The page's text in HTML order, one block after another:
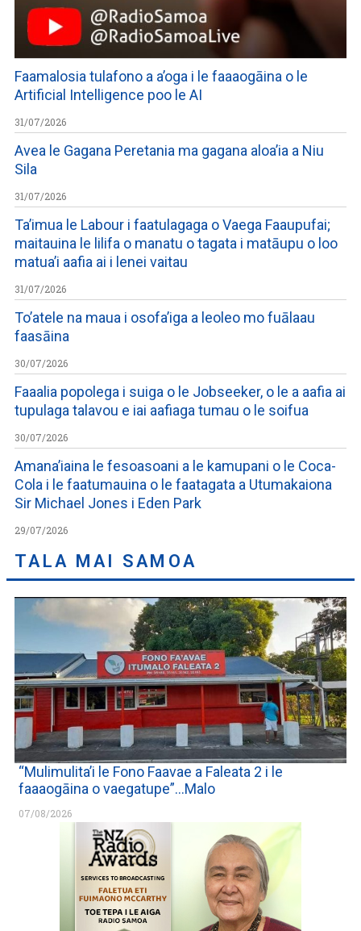
Faamalosia tulafono a a’oga i le faaaogāina o le
Artificial Intelligence poo le AI
31/07/2026
Avea le Gagana Peretania ma gagana aloa’ia a Niu
Sila
31/07/2026
Ta’imua le Labour i faatulagaga o Vaega Faaupufai;
maitauina le lilifa o manatu o tagata i matāupu o loo
matua’i aafia ai i lenei vaitau
31/07/2026
To’atele na maua i osofa’iga a leoleo mo fuālaau
faasāina
30/07/2026
Faaalia popolega i suiga o le Jobseeker, o le a aafia ai
tupulaga talavou e iai aafiaga tumau o le soifua
30/07/2026
Amana’iaina le fesoasoani a le kamupani o le Coca-
Cola i le faatumauina o le faatagata a Utumakaiona
Sir Michael Jones i Eden Park
29/07/2026
TALA MAI SAMOA
“Mulimulita’i le Fono Faavae a Faleata 2 i le
faaaogāina o vaegatupe”…Malo
07/08/2026